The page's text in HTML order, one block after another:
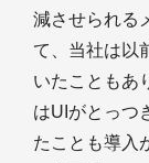
減させられる
て、当社は以
いたこともあ
はUIがとっつ
たことも導入